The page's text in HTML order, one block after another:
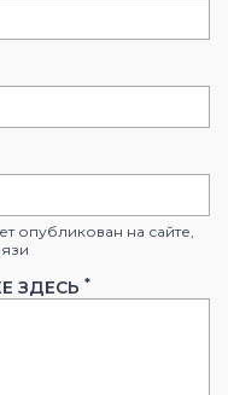
опубликован на сайте,
ЗДЕСЬ *